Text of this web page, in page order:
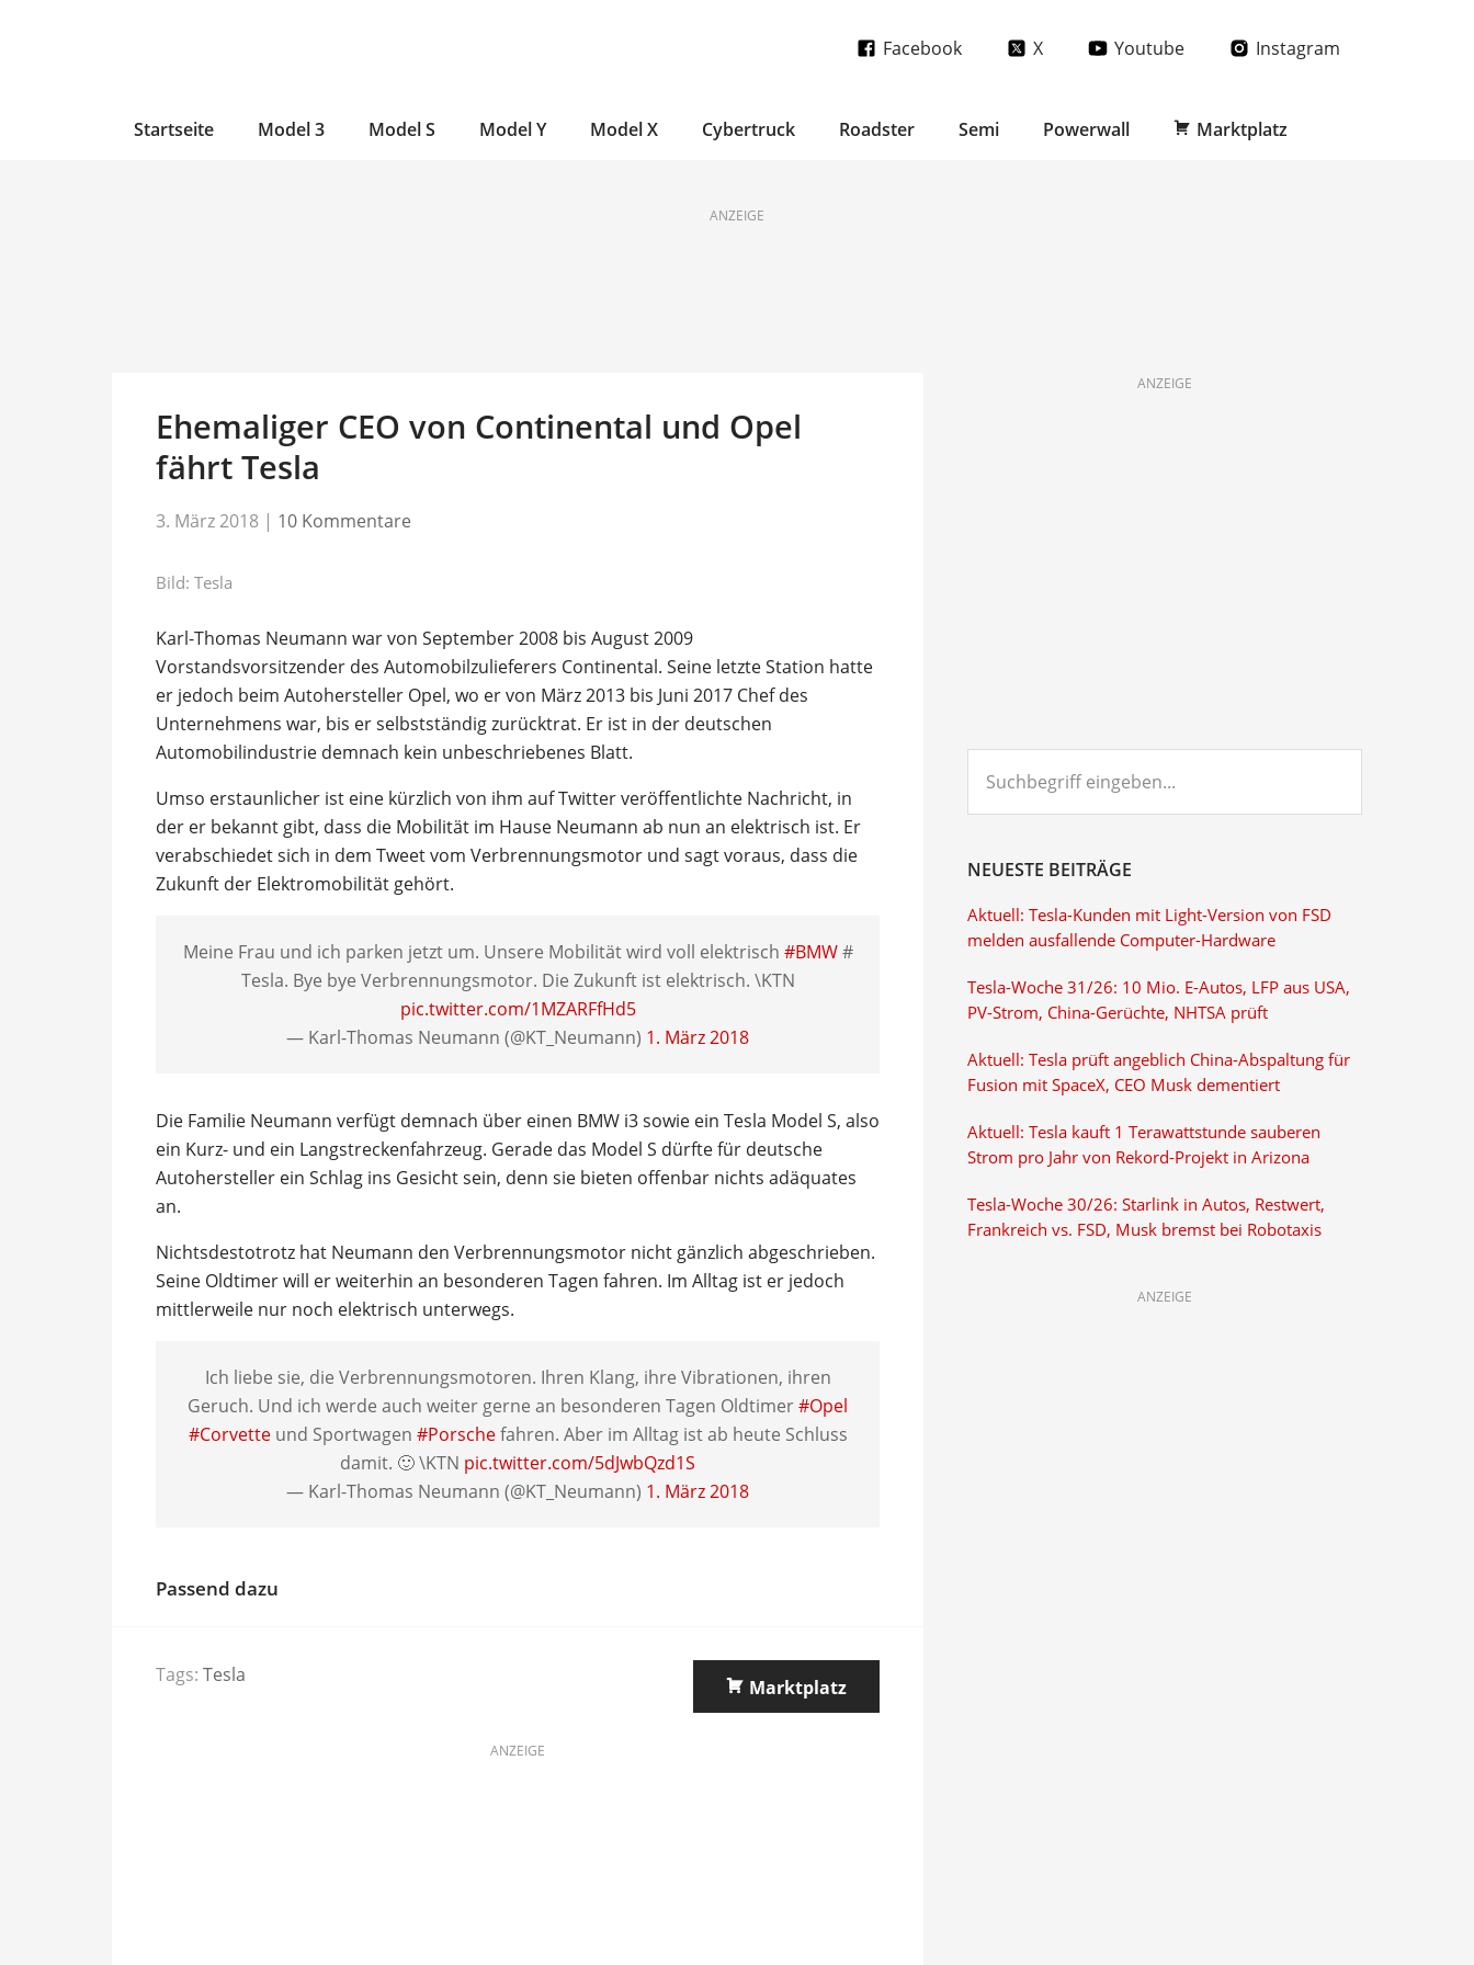
Facebook X Youtube Instagram
Startseite Model 3 Model S Model Y Model X Cybertruck Roadster Semi Powerwall Marktplatz
ANZEIGE
Ehemaliger CEO von Continental und Opel
fährt Tesla
3. März 2018 | 10 Kommentare
Bild: Tesla
Karl-Thomas Neumann war von September 2008 bis August 2009
Vorstandsvorsitzender des Automobilzulieferers Continental. Seine letzte Station hatte
er jedoch beim Autohersteller Opel, wo er von März 2013 bis Juni 2017 Chef des
Unternehmens war, bis er selbstständig zurücktrat. Er ist in der deutschen
Automobilindustrie demnach kein unbeschriebenes Blatt.
Umso erstaunlicher ist eine kürzlich von ihm auf Twitter veröffentlichte Nachricht, in
der er bekannt gibt, dass die Mobilität im Hause Neumann ab nun an elektrisch ist. Er
verabschiedet sich in dem Tweet vom Verbrennungsmotor und sagt voraus, dass die
Zukunft der Elektromobilität gehört.
Meine Frau und ich parken jetzt um. Unsere Mobilität wird voll elektrisch #BMW#
Tesla. Bye bye Verbrennungsmotor. Die Zukunft ist elektrisch. \KTN
pic.twitter.com/1MZARFfHd5
— Karl-Thomas Neumann (@KT_Neumann) 1. März 2018
Die Familie Neumann verfügt demnach über einen BMW i3 sowie ein Tesla Model S, also
ein Kurz- und ein Langstreckenfahrzeug. Gerade das Model S dürfte für deutsche
Autohersteller ein Schlag ins Gesicht sein, denn sie bieten offenbar nichts adäquates
an.
Nichtsdestotrotz hat Neumann den Verbrennungsmotor nicht gänzlich abgeschrieben.
Seine Oldtimer will er weiterhin an besonderen Tagen fahren. Im Alltag ist er jedoch
mittlerweile nur noch elektrisch unterwegs.
Ich liebe sie, die Verbrennungsmotoren. Ihren Klang, ihre Vibrationen, ihren
Geruch. Und ich werde auch weiter gerne an besonderen Tagen Oldtimer#Opel
#Corvetteund Sportwagen #Porschefahren. Aber im Alltag ist ab heute Schluss
damit. 🙂 \KTN pic.twitter.com/5dJwbQzd1S
— Karl-Thomas Neumann (@KT_Neumann) 1. März 2018
Passend dazu
Tags: Tesla
Marktplatz
ANZEIGE
ANZEIGE
eingeben...
NEUESTE BEITRÄGE
Aktuell: Tesla-Kunden mit Light-Version von FSD
melden ausfallende Computer-Hardware
Tesla-Woche 31/26: 10 Mio. E-Autos, LFP aus USA,
PV-Strom, China-Gerüchte, NHTSA prüft
Aktuell: Tesla prüft angeblich China-Abspaltung für
Fusion mit SpaceX, CEO Musk dementiert
Aktuell: Tesla kauft 1 Terawattstunde sauberen
Strom pro Jahr von Rekord-Projekt in Arizona
Tesla-Woche 30/26: Starlink in Autos, Restwert,
Frankreich vs. FSD, Musk bremst bei Robotaxis
ANZEIGE